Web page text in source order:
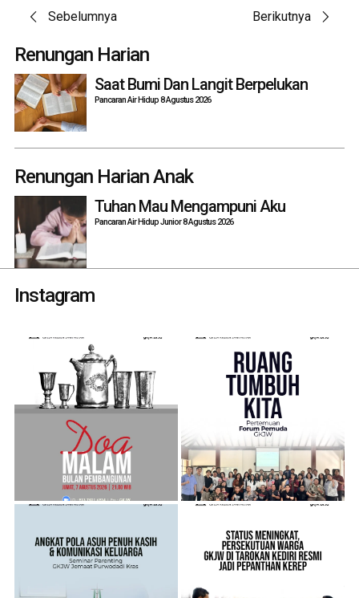
Post
navigation
Sebelumnya Berikutnya
Renungan Harian
Saat Bumi Dan Langit Berpelukan
Pancaran Air Hidup 8 Agustus 2026
Renungan Harian Anak
Tuhan Mau Mengampuni Aku
Pancaran Air Hidup Junior 8 Agustus 2026
Instagram